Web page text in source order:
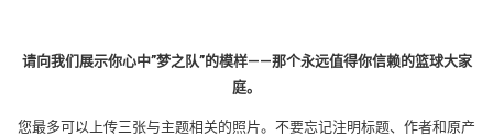
请向我们展示你心中”梦之队”的模样——那个永远值得你信赖的篮球大家
庭。
您最多可以上传三张与主题相关的照片。不要忘记注明标题、作者和原产